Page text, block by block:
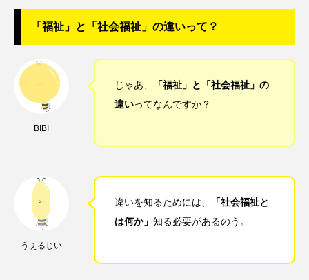
「福祉」と「社会福祉」の違いって？
BIBI
じゃあ、
「福祉」と「社会福祉」の
違いってなんですか？
うぇるじい
違いを知るためには、
「社会福祉と
は何か」 知る必要があるのう。